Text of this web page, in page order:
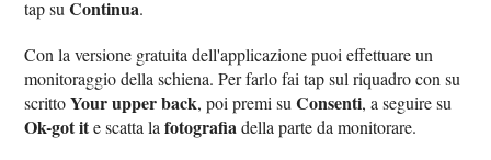
tap suContinua.
Con la versione gratuita dell'applicazione puoi effettuare un
monitoraggio della schiena. Per farlo fai tap sul riquadro con su
scrittoYour upper back, poi premi suConsenti, a seguire su
Ok-got ite scatta lafotografiadella parte da monitorare.